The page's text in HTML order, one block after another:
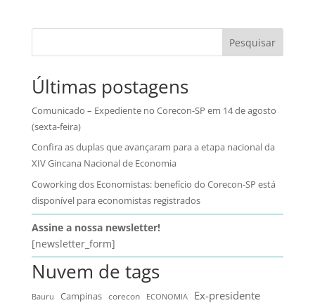
Pesquisar
Últimas postagens
Comunicado – Expediente no Corecon-SP em 14 de agosto
(sexta-feira)
Confira as duplas que avançaram para a etapa nacional da
XIV Gincana Nacional de Economia
Coworking dos Economistas: benefício do Corecon-SP está
disponível para economistas registrados
Assine a nossa newsletter!
[newsletter_form]
Nuvem de tags
Bauru Campinas corecon ECONOMIA Ex-presidente